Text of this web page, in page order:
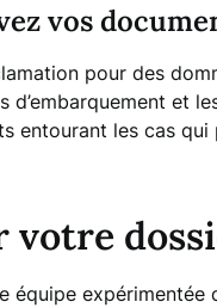
vos
pour des
d’embarquement et
entourant les cas
votre
équipe expérimentée